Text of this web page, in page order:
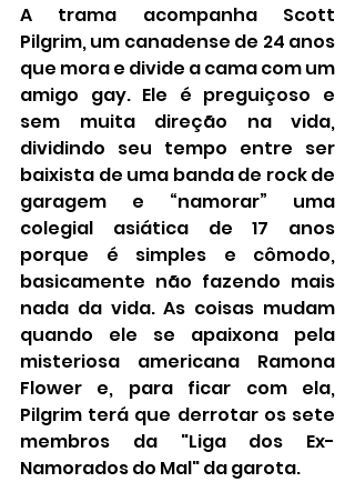
A trama acompanha Scott
Pilgrim, um canadense de 24 anos
que mora e divide a cama com um
amigo gay. Ele é preguiçoso e
sem muita direção na vida,
dividindo seu tempo entre ser
baixista de uma banda de rock de
garagem e “namorar” uma
colegial asiática de 17 anos
porque é simples e cômodo,
basicamente não fazendo mais
nada da vida. As coisas mudam
quando ele se apaixona pela
misteriosa americana Ramona
Flower e, para ficar com ela,
Pilgrim terá que derrotar os sete
membros da "Liga dos Ex-
Namorados do Mal" da garota.